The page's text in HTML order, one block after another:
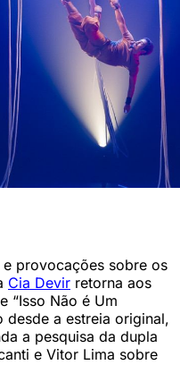
e provocações sobre os
Cia Devir retorna aos
“Isso Não é Um
desde a estreia original,
a pesquisa da dupla
e Vitor Lima sobre